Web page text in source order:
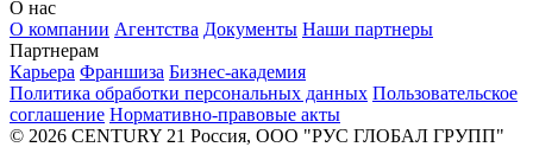
О нас
О компании Агентства Документы Наши партнеры
Партнерам
Карьера Франшиза Бизнес-академия
Политика обработки персональных данных Пользовательское
соглашение Нормативно-правовые акты
© 2026 CENTURY 21 Россия, ООО "РУС ГЛОБАЛ ГРУПП"